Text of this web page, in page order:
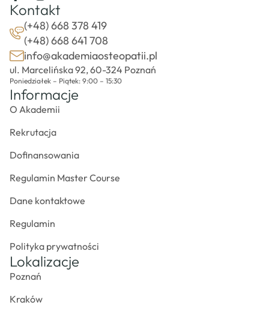
Kontakt
(+48) 668 378 419
(+48) 668 641 708
info@akademiaosteopatii.pl
ul. Marcelińska 92, 60-324 Poznań
Poniedziałek – Piątek: 9:00 – 15:30
Informacje
O Akademii
Rekrutacja
Dofinansowania
Regulamin Master Course
Dane kontaktowe
Regulamin
Polityka prywatności
Lokalizacje
Poznań
Kraków